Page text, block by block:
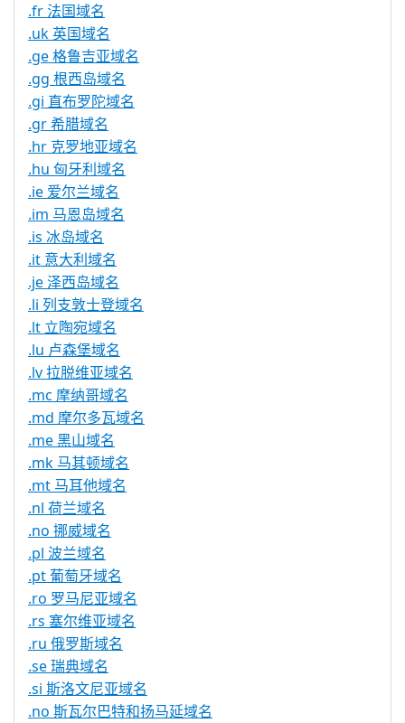
.fr 法国域名
.uk 英国域名
.ge 格鲁吉亚域名
.gg 根西岛域名
.gi 直布罗陀域名
.gr 希腊域名
.hr 克罗地亚域名
.hu 匈牙利域名
.ie 爱尔兰域名
.im 马恩岛域名
.is 冰岛域名
.it 意大利域名
.je 泽西岛域名
.li 列支敦士登域名
.lt 立陶宛域名
.lu 卢森堡域名
.lv 拉脱维亚域名
.mc 摩纳哥域名
.md 摩尔多瓦域名
.me 黑山域名
.mk 马其顿域名
.mt 马耳他域名
.nl 荷兰域名
.no 挪威域名
.pl 波兰域名
.pt 葡萄牙域名
.ro 罗马尼亚域名
.rs 塞尔维亚域名
.ru 俄罗斯域名
.se 瑞典域名
.si 斯洛文尼亚域名
.no 斯瓦尔巴特和扬马延域名